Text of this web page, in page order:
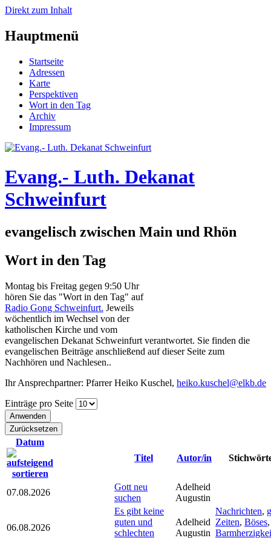
Direkt zum Inhalt
Hauptmenü
Startseite
Adressen
Karte
Perspektiven
Wort in den Tag
Archiv
Impressum
Evang.- Luth. Dekanat
Schweinfurt
evangelisch zwischen Main und Rhön
Wort in den Tag
Montag bis Freitag gegen 9:50 Uhr
hören Sie das "Wort in den Tag" auf
Radio Gong Schweinfurt. Jeweils
wöchentlich im Wechsel von der
katholischen Kirche und vom
evangelischen Dekanat Schweinfurt verantwortet. Sie finden die
evangelischen Beiträge anschließend auf dieser Seite zum
Nachhören und Nachlesen..
Ihr Ansprechpartner: Pfarrer Heiko Kuschel, heiko.kuschel@elkb.de
Einträge pro Seite
Datum
Titel
Autor/in
07.08.2026
Gott neu
suchen
Adelheid
Augustin
06.08.2026
Es gibt keine
guten und
schlechten
Adelheid
Augustin
Nachrichten,
Zeiten, Böses,